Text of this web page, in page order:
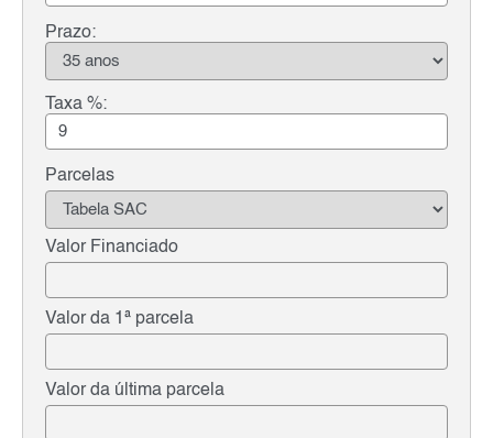
Prazo:
Taxa %:
Parcelas
Valor Financiado
Valor da 1ª parcela
Valor da última parcela